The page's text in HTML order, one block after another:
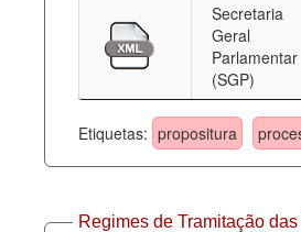
Secretaria
Geral
Parlamentar
(SGP)
Etiquetas: propositura
Regimes de Tramitação